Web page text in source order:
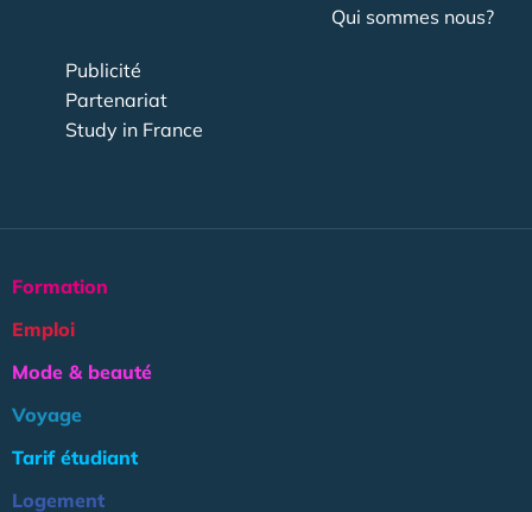
Qui sommes nous?
Publicité
Partenariat
Study in France
Formation
Emploi
Mode & beauté
Voyage
Tarif étudiant
Logement